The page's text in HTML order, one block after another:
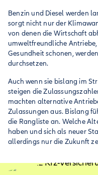
Benzin und Diesel werden
sorgt nicht nur der
von denen die Wirtschaft
umweltfreundliche
Gesundheit schonen,
durchsetzen.
Auch wenn sie bislang im
steigen die
machten alternative
Zulassungen aus. Bislang
die Rangliste an. Welche
haben und sich als neuer
allerdings nur die Zukunft